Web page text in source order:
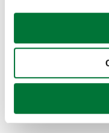
Si lo permite, también
Recopilar
Identificar su
para buscar
Obtenga más
Coches de segunda
Coches de km0